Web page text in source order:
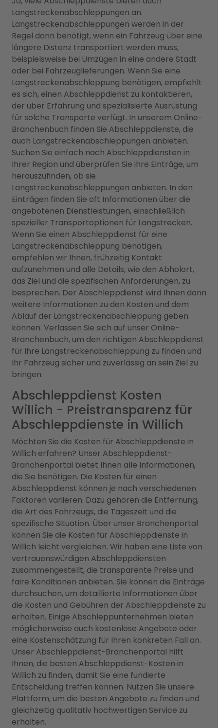
Langstreckenabschleppungen an.
Langstreckenabschleppungen werden in der
Regel dann benötigt, wenn ein Fahrzeug über eine
längere Distanz transportiert werden muss,
beispielsweise bei Umzügen in eine andere Stadt
oder bei Fahrzeuglieferungen. Wenn Sie eine
Langstreckenabschleppung benötigen, empfiehlt
es sich, einen Abschleppdienst zu kontaktieren,
der über Erfahrung und spezialisierte Ausrüstung
für solche Transporte verfügt. In unserem Online-
Branchenbuch finden Sie Abschleppdienste, die
auch Langstreckenabschleppungen anbieten.
Suchen Sie einfach nach Abschleppdiensten in
Ihrer Region und überprüfen Sie ihre Einträge, um
herauszufinden, ob sie
Langstreckenabschleppungen anbieten. In den
Einträgen finden Sie oft Informationen über die
angebotenen Dienstleistungen, einschließlich
spezieller Transportoptionen für Langstrecken.
Wenn Sie einen Abschleppdienst für eine
Langstreckenabschleppung benötigen,
empfehlen wir Ihnen, frühzeitig Kontakt
aufzunehmen und alle Details, wie den Abholort,
das Ziel und die spezifischen Anforderungen, zu
besprechen. Der Abschleppdienst wird Ihnen dann
weitere Informationen zu den Kosten und dem
Ablauf der Langstreckenabschleppung geben
können. Verlassen Sie sich auf unser Online-
Branchenbuch, um den richtigen Abschleppdienst
für Ihre Langstreckenabschleppung zu finden und
Ihr Fahrzeug sicher und zuverlässig an sein Ziel zu
bringen.
Abschleppdienst Kosten
Willich - Preistransparenz für
Abschleppdienste in Willich
Möchten Sie die Kosten für Abschleppdienste in
Willich erfahren? Unser Abschleppdienst-
Branchenportal bietet Ihnen alle Informationen,
die Sie benötigen. Die Kosten für einen
Abschleppdienst können je nach verschiedenen
Faktoren variieren. Dazu gehören die Entfernung,
die Art des Fahrzeugs, die Tageszeit und die
spezifische Situation. Über unser Branchenportal
können Sie die Kosten für Abschleppdienste in
Willich leicht vergleichen. Wir haben eine Liste von
vertrauenswürdigen Abschleppdiensten
zusammengestellt, die transparente Preise und
faire Konditionen anbieten. Sie können die Einträge
durchsuchen, um detaillierte Informationen über
die Kosten und Gebühren der Abschleppdienste zu
erhalten. Einige Abschleppunternehmen bieten
möglicherweise auch kostenlose Angebote oder
eine Kostenschätzung für Ihren konkreten Fall an.
Unser Abschleppdienst-Branchenportal hilft
Ihnen, die besten Abschleppdienst-Kosten in
Willich zu finden, damit Sie eine fundierte
Entscheidung treffen können. Nutzen Sie unsere
Plattform, um die besten Angebote zu finden und
gleichzeitig qualitativ hochwertigen Service zu
erhalten.